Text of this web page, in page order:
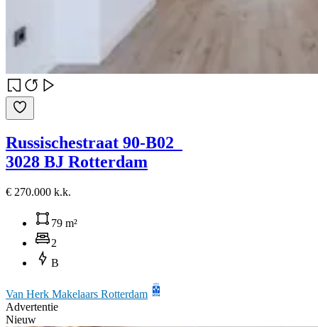
Russischestraat 90-B02
3028 BJ Rotterdam
€ 270.000 k.k.
79 m²
2
B
Van Herk Makelaars Rotterdam
Advertentie
Nieuw